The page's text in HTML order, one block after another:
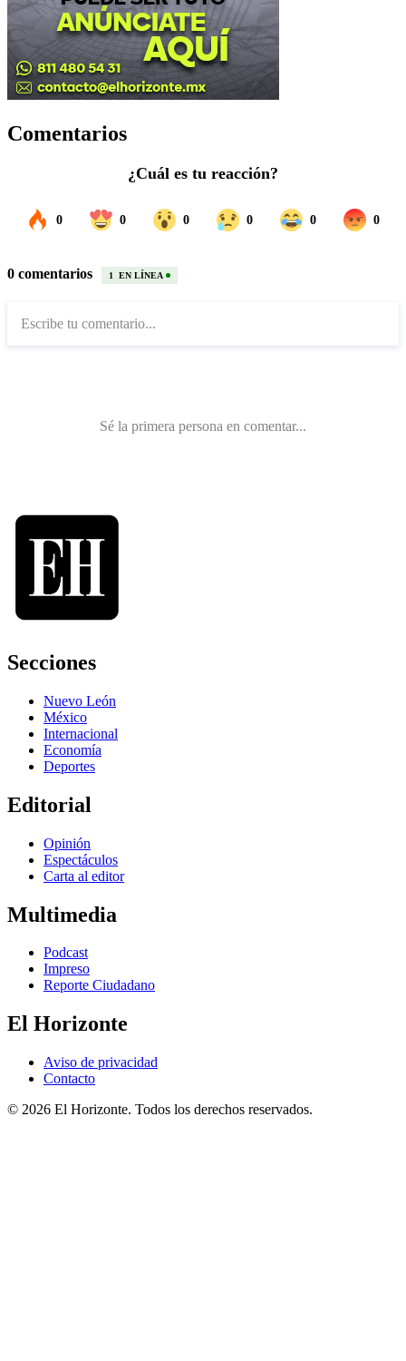
Comentarios
Secciones
Nuevo León
México
Internacional
Economía
Deportes
Editorial
Opinión
Espectáculos
Carta al editor
Multimedia
Podcast
Impreso
Reporte Ciudadano
El Horizonte
Aviso de privacidad
Contacto
© 2026 El Horizonte. Todos los derechos reservados.